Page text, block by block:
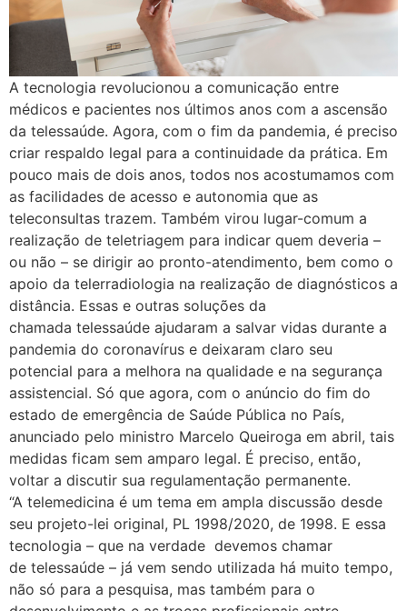
A tecnologia revolucionou a comunicação entre
médicos e pacientes nos últimos anos com a ascensão
da telessaúde. Agora, com o fim da pandemia, é preciso
criar respaldo legal para a continuidade da prática. Em
pouco mais de dois anos, todos nos acostumamos com
as facilidades de acesso e autonomia que as
teleconsultas trazem. Também virou lugar-comum a
realização de teletriagem para indicar quem deveria –
ou não – se dirigir ao pronto-atendimento, bem como o
apoio da telerradiologia na realização de diagnósticos a
distância. Essas e outras soluções da
chamada telessaúde ajudaram a salvar vidas durante a
pandemia do coronavírus e deixaram claro seu
potencial para a melhora na qualidade e na segurança
assistencial. Só que agora, com o anúncio do fim do
estado de emergência de Saúde Pública no País,
anunciado pelo ministro Marcelo Queiroga em abril, tais
medidas ficam sem amparo legal. É preciso, então,
voltar a discutir sua regulamentação permanente.
“A telemedicina é um tema em ampla discussão desde
seu projeto-lei original, PL 1998/2020, de 1998. E essa
tecnologia – que na verdade devemos chamar
de telessaúde – já vem sendo utilizada há muito tempo,
não só para a pesquisa, mas também para o